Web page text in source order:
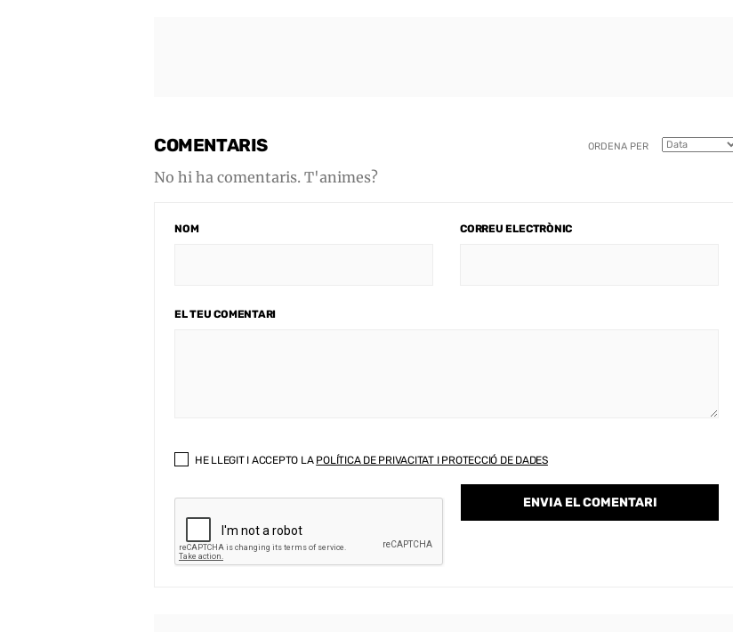
COMENTARIS ORDENA PER
No hi ha comentaris. T'animes?
NOM CORREU ELECTRÒNIC
EL TEU COMENTARI
HE LLEGIT I ACCEPTO LA POLÍTICA DE PRIVACITAT I PROTECCIÓ DE DADES